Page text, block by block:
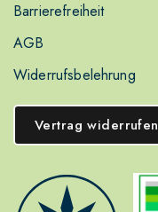
Barrierefreiheit
AGB
Widerrufsbelehrung
Vertrag widerrufen